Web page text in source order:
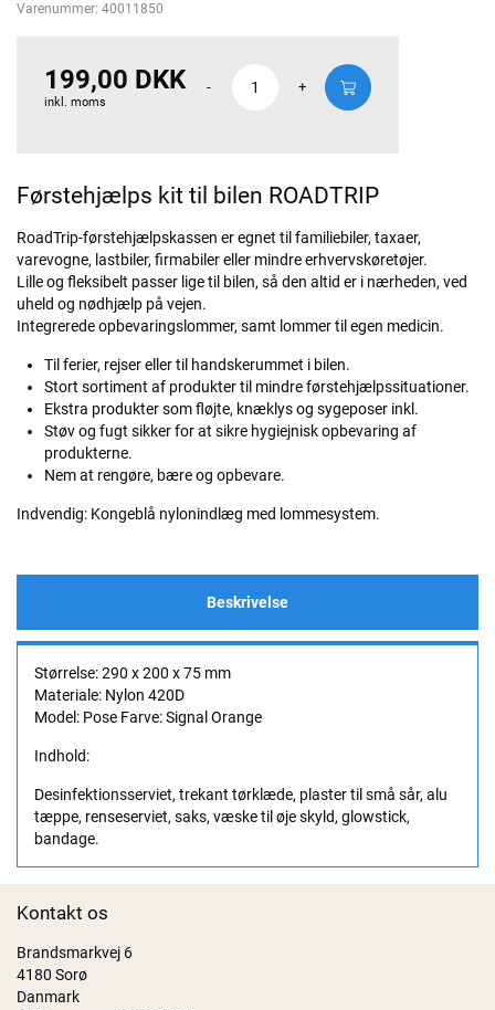
Varenummer: 40011850
199,00 DKK
inkl. moms
- +
Førstehjælps kit til bilen ROADTRIP
RoadTrip-førstehjælpskassen er egnet til familiebiler, taxaer,
varevogne, lastbiler, firmabiler eller mindre erhvervskøretøjer.
Lille og fleksibelt passer lige til bilen, så den altid er i nærheden, ved
uheld og nødhjælp på vejen.
Integrerede opbevaringslommer, samt lommer til egen medicin.
Til ferier, rejser eller til handskerummet i bilen.
Stort sortiment af produkter til mindre førstehjælpssituationer.
Ekstra produkter som fløjte, knæklys og sygeposer inkl.
Støv og fugt sikker for at sikre hygiejnisk opbevaring af
produkterne.
Nem at rengøre, bære og opbevare.
Indvendig: Kongeblå nylonindlæg med lommesystem.
Beskrivelse
Størrelse: 290 x 200 x 75 mm
Materiale: Nylon 420D
Model: Pose Farve: Signal Orange
Indhold:
Desinfektionsserviet, trekant tørklæde, plaster til små sår, alu
tæppe, renseserviet, saks, væske til øje skyld, glowstick,
bandage.
Kontakt os
Brandsmarkvej 6
4180 Sorø
Danmark